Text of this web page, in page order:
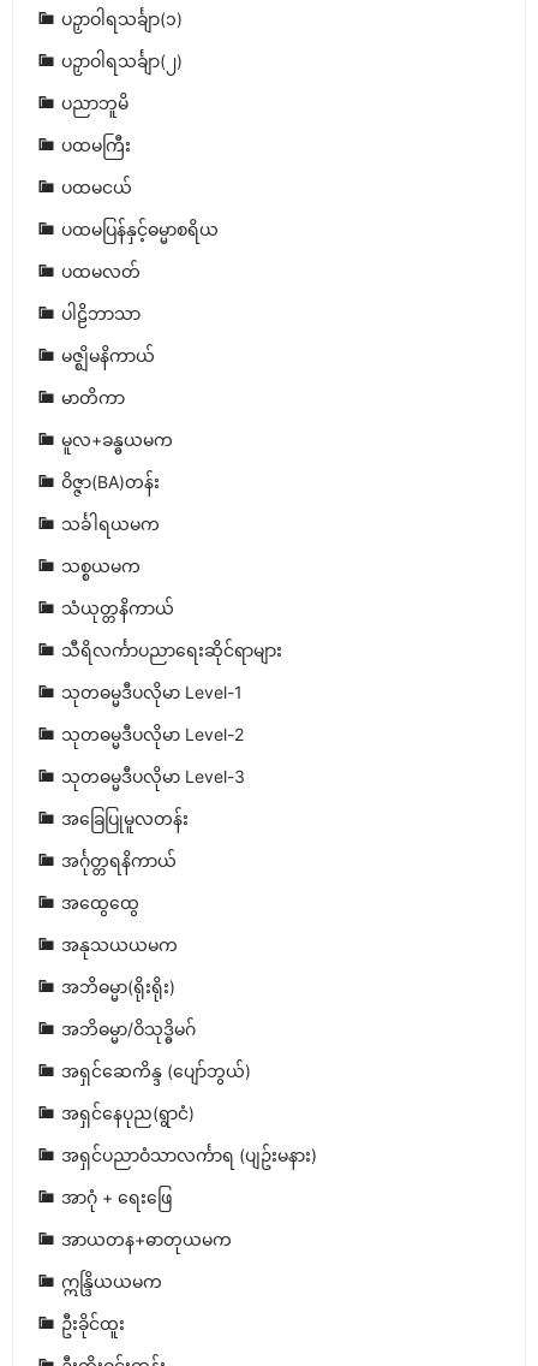
ပဉှာဝါရသင်္ချာ(၁)
ပဉှာဝါရသင်္ချာ(၂)
ပညာဘူမိ
ပထမကြီး
ပထမငယ်
ပထမပြန်နှင့်ဓမ္မာစရိယ
ပထမလတ်
ပါဠိဘာသာ
မဇ္ဈိမနိကာယ်
မာတိကာ
မူလ+ခန္ဓယမက
ဝိဇ္ဇာ(BA)တန်း
သင်္ခါရယမက
သစ္စယမက
သံယုတ္တနိကာယ်
သီရိလင်္ကာပညာရေးဆိုင်ရာများ
သုတဓမ္မဒီပလိုမာ Level-1
သုတဓမ္မဒီပလိုမာ Level-2
သုတဓမ္မဒီပလိုမာ Level-3
အခြေပြုမူလတန်း
အင်္ဂုတ္တရနိကာယ်
အထွေထွေ
အနုသယယမက
အဘိဓမ္မာ(ရိုးရိုး)
အဘိဓမ္မာ/ဝိသုဒ္ဓိမဂ်
အရှင်ဆေကိန္ဒ (ပျော်ဘွယ်)
အရှင်နေပုည(ရွာငံ)
အရှင်ပညာဝံသာလင်္ကာရ (ပျဥ်းမနား)
အာဂုံ + ရေးဖြေ
အာယတန+ဓာတုယမက
ဣန္ဒြိယယမက
ဦးခိုင်ထူး